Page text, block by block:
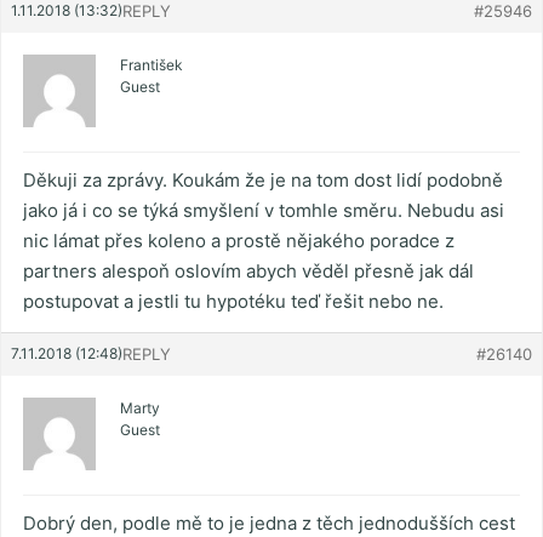
1.11.2018 (13:32) #25946
REPLY
František
Guest
Děkuji za zprávy. Koukám že je na tom dost lidí podobně
jako já i co se týká smyšlení v tomhle směru. Nebudu asi
nic lámat přes koleno a prostě nějakého poradce z
partners alespoň oslovím abych věděl přesně jak dál
postupovat a jestli tu hypotéku teď řešit nebo ne.
7.11.2018 (12:48) #26140
REPLY
Marty
Guest
Dobrý den, podle mě to je jedna z těch jednodušších cest